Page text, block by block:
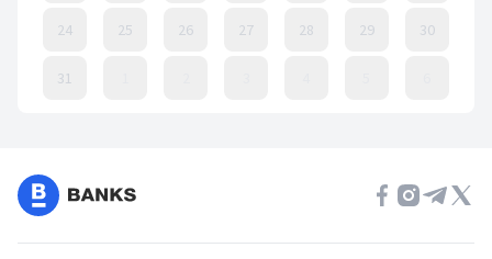
24 25 26 27 28 29 30
31